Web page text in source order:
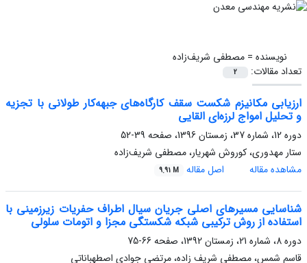
نویسنده =مصطفی شریف‌زاده
تعداد مقالات:
2
ارزیابی مکانیزم شکست سقف کارگاه‌های جبهه‌کار طولانی با تجزیه
و تحلیل امواج لرزه‌ای القایی
دوره 12، شماره 37، زمستان 1396، صفحه
39-52
ستار مهدوری، کوروش شهریار، مصطفی شریف‌زاده
مشاهده مقاله
اصل مقاله 9.91 M
شناسایی مسیرهای اصلی جریان سیال اطراف حفریات زیرزمینی با
استفاده از روش ترکیبی شبکه شکستگی مجزا و اتومات سلولی
دوره 8، شماره 21، زمستان 1392، صفحه
66-75
قاسم شمس، مصطفی شریف زاده، مرتضی جوادی اصطهباناتی